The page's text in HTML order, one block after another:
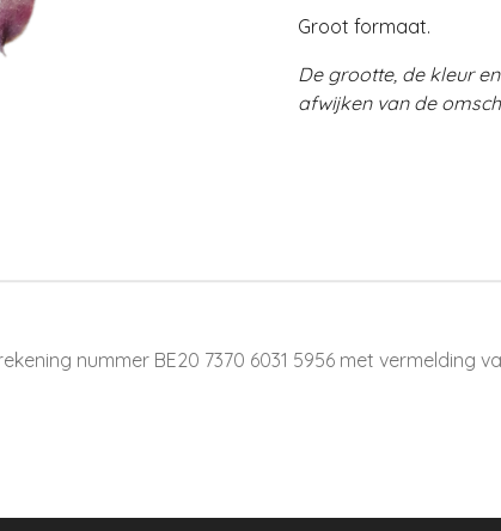
Groot formaat.
De grootte, de kleur
afwijken van de
nummer BE20 7370 6031 5956 met vermelding